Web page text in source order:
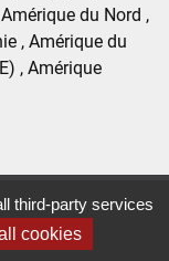
du Nord ,
, Amérique du
, Amérique
parAgence51
•
third-party services
cookies